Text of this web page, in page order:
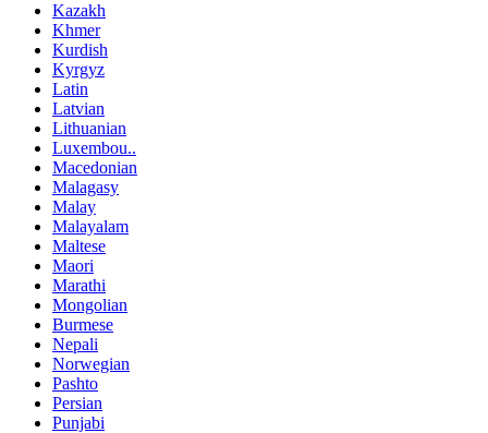
Kazakh
Khmer
Kurdish
Kyrgyz
Latin
Latvian
Lithuanian
Luxembou..
Macedonian
Malagasy
Malay
Malayalam
Maltese
Maori
Marathi
Mongolian
Burmese
Nepali
Norwegian
Pashto
Persian
Punjabi